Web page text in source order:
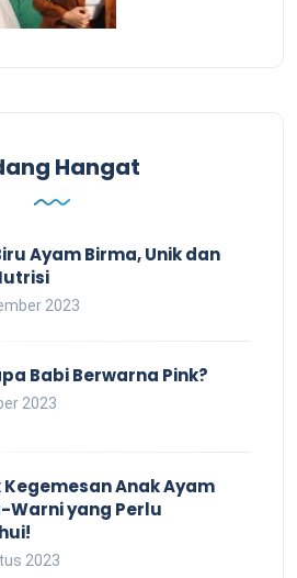
Hangat
Ayam Birma, Unik dan
2023
Babi Berwarna Pink?
2023
Kegemesan Anak Ayam
Warni yang Perlu
2023